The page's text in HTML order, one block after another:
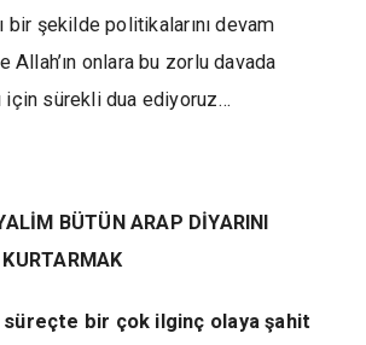
bir şekilde politikalarını devam
onlara bu zorlu davada
için sürekli dua ediyoruz…
BÜTÜN ARAP DİYARINI
süreçte bir çok ilginç olaya şahit